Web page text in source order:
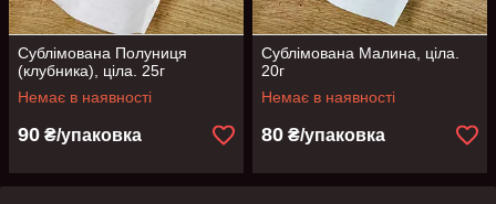
Сублімована Полуниця
(клубника), ціла. 25г
Немає в наявності
90 ₴/упаковка
Сублімована Малина, ціла.
20г
Немає в наявності
80 ₴/упаковка